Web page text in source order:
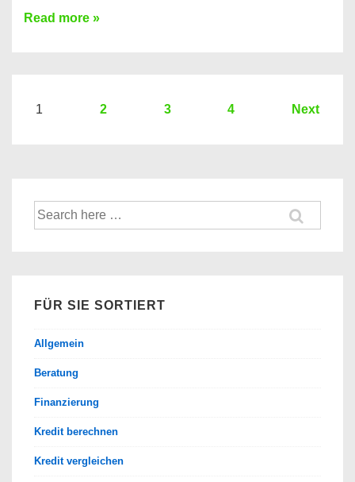
Brauchen
Summe
Euro
Read more »
Seitennummerierung
1 2 3 4 Next
Suche
nach:
FÜR SIE SORTIERT
Allgemein
Beratung
Finanzierung
Kredit berechnen
Kredit vergleichen